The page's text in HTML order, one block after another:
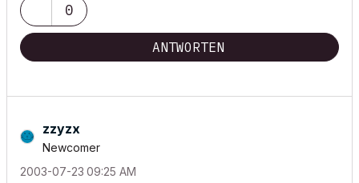
0
ANTWORTEN
zzyzx
Newcomer
‎2003-07-23 09:25 AM